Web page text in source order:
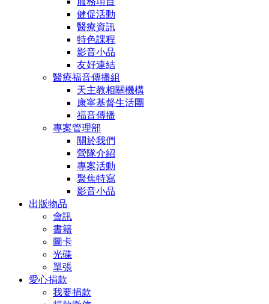
健促活動
醫療資訊
特色課程
影音小品
友好連結
醫療福音傳播組
天主教相關機構
康寧基督生活團
福音傳播
專案管理部
關於我們
營隊介紹
專案活動
聚焦特寫
影音小品
出版物品
會訊
書籍
圖卡
光碟
單張
愛心捐款
我要捐款